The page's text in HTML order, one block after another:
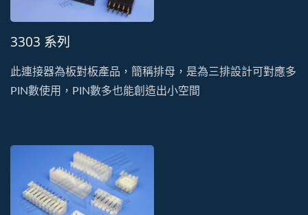
3303 系列
此連接器為板對板產品，簡稱排母，是為三排設計可對應多
PIN數使用，PIN數多也能創造出小空間